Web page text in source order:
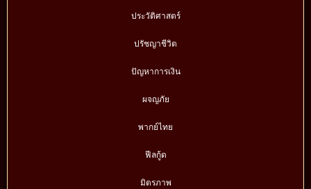
ประวัติศาสตร์
ปรัชญาชีวิต
ปัญหาการเงิน
ผจญภัย
พากย์ไทย
ฟีลกู้ด
มิตรภาพ